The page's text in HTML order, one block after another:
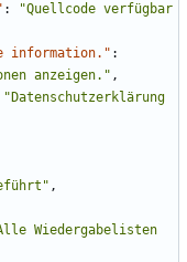
:
"Quellcode verfügbar
information." :
anzeigen." ,
"Datenschutzerklärung
,
Wiedergabelisten